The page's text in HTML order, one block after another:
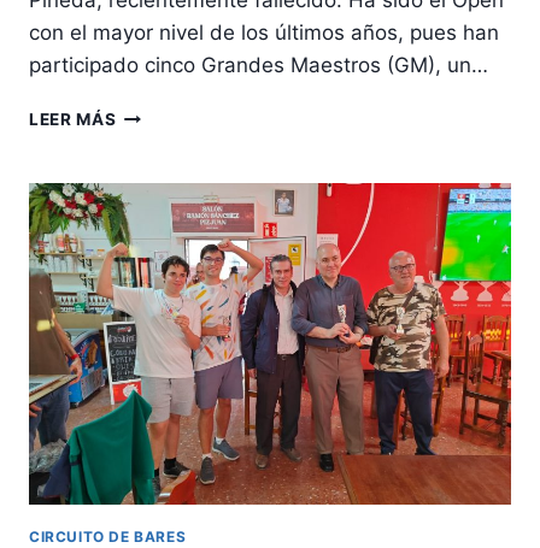
con el mayor nivel de los últimos años, pues han
participado cinco Grandes Maestros (GM), un…
LEER MÁS EMOTIVO
DE
FERIA
EN
HOMENAJE
A
ANTONIO
RAMÍREZ
CIRCUITO DE BARES